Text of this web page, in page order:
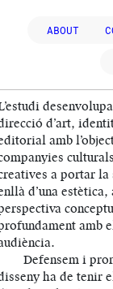
ABOUT
d’art,
amb
a portar la
d’una
amb
Defensem i
ha de tenir